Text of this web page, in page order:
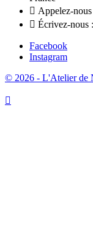
 Appelez-nous
 Écrivez-nous :
Facebook
Instagram
© 2026 - L'Atelier de
